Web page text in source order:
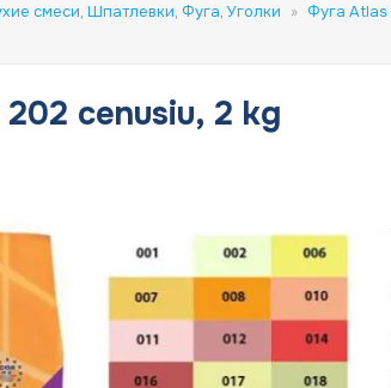
смеси, Шпатлевки, Фуга, Уголки » Фуга Atlas
202 cenusiu, 2 kg